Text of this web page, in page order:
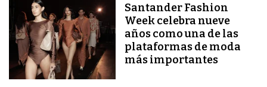
Santander Fashion
Week celebra nueve
años como una de las
plataformas de moda
más importantes